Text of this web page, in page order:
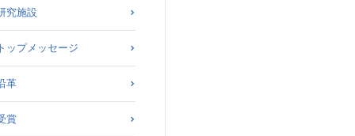
究施設
ップメッセージ
革
賞